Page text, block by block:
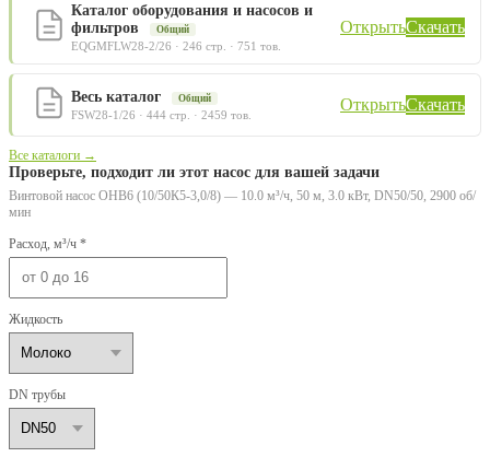
Каталог оборудования и насосов и
фильтров
Общий
EQGMFLW28-2/26 · 246 стр. · 751 тов.
ОткрытьСкачать
Весь каталог Общий
FSW28-1/26 · 444 стр. · 2459 тов.
ОткрытьСкачать
Все каталоги →
Проверьте, подходит ли этот насос для вашей задачи
Винтовой насос ОНВ6 (10/50К5-3,0/8) — 10.0 м³/ч, 50 м, 3.0 кВт, DN50/50, 2900 об/
мин
Расход, м³/ч *
Жидкость
DN трубы